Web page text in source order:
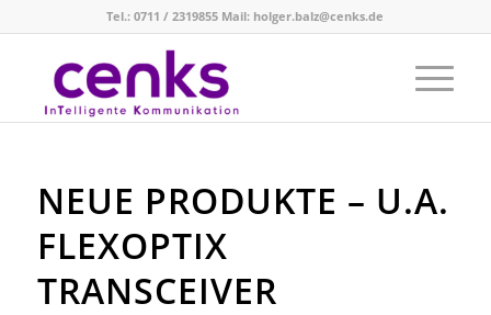
Tel.: 0711 / 2319855 Mail: holger.balz@cenks.de
NEUE PRODUKTE – U.A.
FLEXOPTIX
TRANSCEIVER